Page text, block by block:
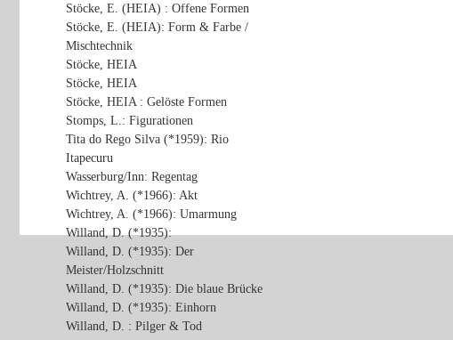
Stöcke, E. (HEIA) : Offene Formen
Stöcke, E. (HEIA): Form & Farbe /
Mischtechnik
Stöcke, HEIA
Stöcke, HEIA
Stöcke, HEIA : Gelöste Formen
Stomps, L.: Figurationen
Tita do Rego Silva (*1959): Rio
Itapecuru
Wasserburg/Inn: Regentag
Wichtrey, A. (*1966): Akt
Wichtrey, A. (*1966): Umarmung
Willand, D. (*1935):
Willand, D. (*1935): Der
Meister/Holzschnitt
Willand, D. (*1935): Die blaue Brücke
Willand, D. (*1935): Einhorn
Willand, D. : Pilger & Tod